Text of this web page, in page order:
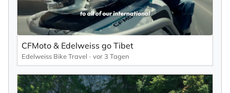
CFMoto & Edelweiss go Tibet
Edelweiss Bike Travel vor 3 Tagen